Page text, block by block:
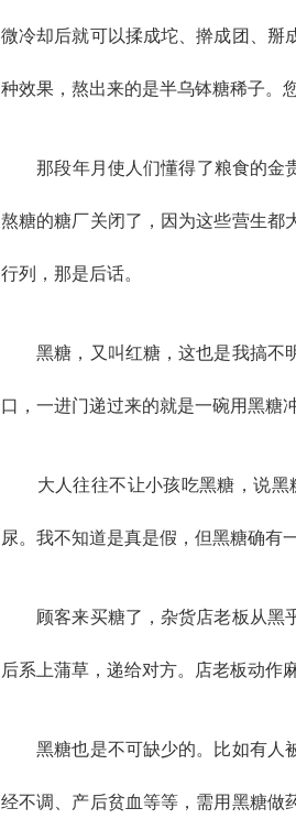
微冷却后就可以揉成坨、擀成团、掰
种效果，熬出来的是半乌钵糖稀子。
那段年月使人们懂得了粮食的金贵
熬糖的糖厂关闭了，因为这些营生都
行列，那是后话。
黑糖，又叫红糖，这也是我搞不明
口，一进门递过来的就是一碗用黑糖
大人往往不让小孩吃黑糖，说黑
尿。我不知道是真是假，但黑糖确有
顾客来买糖了，杂货店老板从黑乎
后系上蒲草，递给对方。店老板动作
黑糖也是不可缺少的。比如有人被
经不调、产后贫血等等，需用黑糖做